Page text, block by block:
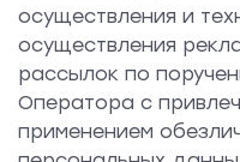
осуществления и
осуществления
рассылок по
Оператора с
применением